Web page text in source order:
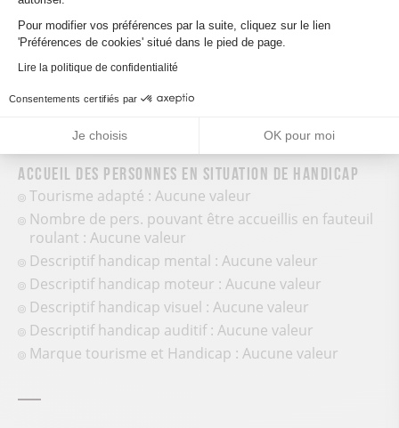
Parking à proximité
Accueil des personnes en situation de handicap
Tourisme adapté : Aucune valeur
Nombre de pers. pouvant être accueillis en fauteuil
roulant : Aucune valeur
Descriptif handicap mental : Aucune valeur
Descriptif handicap moteur : Aucune valeur
Descriptif handicap visuel : Aucune valeur
Descriptif handicap auditif : Aucune valeur
Marque tourisme et Handicap : Aucune valeur
Pour modifier vos préférences par la suite, cliquez sur le lien
'Préférences de cookies' situé dans le pied de page.
Lire la politique de confidentialité
Consentements certifiés par
Je choisis OK pour moi